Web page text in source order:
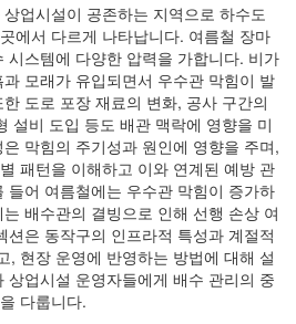
업시설이 공존하는 지역으로 하수도
에서 다르게 나타납니다. 여름철 장마
시스템에 다양한 압력을 가합니다. 비가
모래가 유입되면서 우수관 막힘이 발
도로 포장 재료의 변화, 공사 구간의
설비 도입 등도 배관 맥락에 영향을 미
막힘의 주기성과 원인에 영향을 주며,
패턴을 이해하고 이와 연계된 예방 관
들어 여름철에는 우수관 막힘이 증가하
배수관의 결빙으로 인해 선행 손상 여
션은 동작구의 인프라적 특성과 계절적
, 현장 운영에 반영하는 방법에 대해 설
상업시설 운영자들에게 배수 관리의 중
다룹니다.